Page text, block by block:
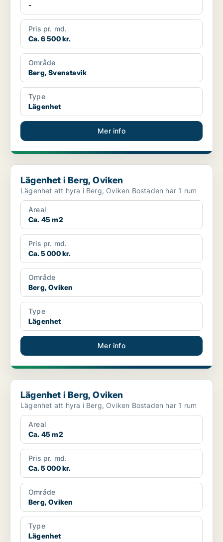
-
Pris pr. md.
Ca. 6 500 kr.
Område
Berg, Svenstavik
Type
Lägenhet
Mer info
Lägenhet i Berg, Oviken
Lägenhet i Berg, Oviken
Lägenhet att hyra i Berg, Oviken Bostaden har 1 rum
Areal
Ca. 45 m2
Pris pr. md.
Ca. 5 000 kr.
Område
Berg, Oviken
Type
Lägenhet
Mer info
Lägenhet i Berg, Oviken
Lägenhet i Berg, Oviken
Lägenhet att hyra i Berg, Oviken Bostaden har 1 rum
Areal
Ca. 45 m2
Pris pr. md.
Ca. 5 000 kr.
Område
Berg, Oviken
Type
Lägenhet